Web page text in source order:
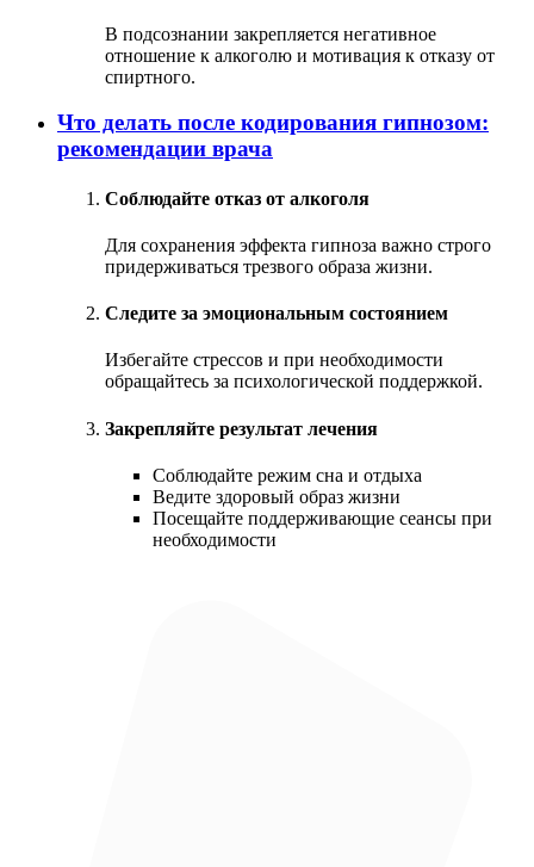
В подсознании закрепляется негативное
отношение к алкоголю и мотивация к отказу от
спиртного.
Что делать после кодирования гипнозом:
рекомендации врача
Соблюдайте отказ от алкоголя
Для сохранения эффекта гипноза важно строго
придерживаться трезвого образа жизни.
Следите за эмоциональным состоянием
Избегайте стрессов и при необходимости
обращайтесь за психологической поддержкой.
Закрепляйте результат лечения
Соблюдайте режим сна и отдыха
Ведите здоровый образ жизни
Посещайте поддерживающие сеансы при
необходимости